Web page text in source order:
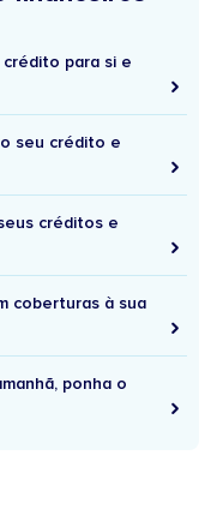
para si e
seu crédito e
créditos e
coberturas à sua
ponha o